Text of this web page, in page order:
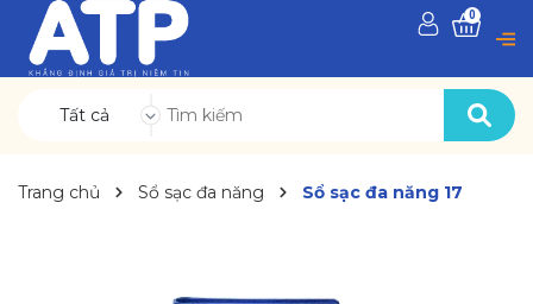
Tất cả
0
Trang chủ Sổ sạc đa năng Sổ sạc đa năng 17